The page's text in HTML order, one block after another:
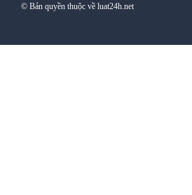
© Bản quyền thuộc về luat24h.net